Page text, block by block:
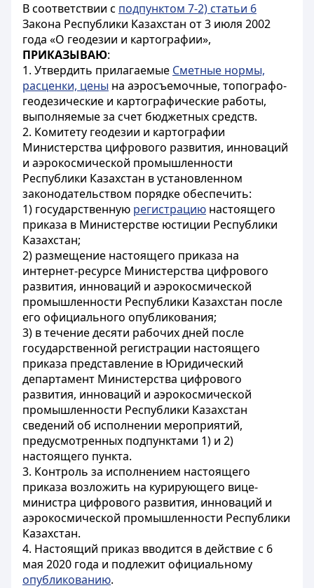
В соответствии с подпунктом 7-2) статьи 6
Закона Республики Казахстан от 3 июля 2002
года «О геодезии и картографии»,
ПРИКАЗЫВАЮ:
1. Утвердить прилагаемые Сметные нормы,
расценки, цены на аэросъемочные, топографо-
геодезические и картографические работы,
выполняемые за счет бюджетных средств.
2. Комитету геодезии и картографии
Министерства цифрового развития, инноваций
и аэрокосмической промышленности
Республики Казахстан в установленном
законодательством порядке обеспечить:
1) государственную регистрацию настоящего
приказа в Министерстве юстиции Республики
Казахстан;
2) размещение настоящего приказа на
интернет-ресурсе Министерства цифрового
развития, инноваций и аэрокосмической
промышленности Республики Казахстан после
его официального опубликования;
3) в течение десяти рабочих дней после
государственной регистрации настоящего
приказа представление в Юридический
департамент Министерства цифрового
развития, инноваций и аэрокосмической
промышленности Республики Казахстан
сведений об исполнении мероприятий,
предусмотренных подпунктами 1) и 2)
настоящего пункта.
3. Контроль за исполнением настоящего
приказа возложить на курирующего вице-
министра цифрового развития, инноваций и
аэрокосмической промышленности Республики
Казахстан.
4. Настоящий приказ вводится в действие с 6
мая 2020 года и подлежит официальному
опубликованию.